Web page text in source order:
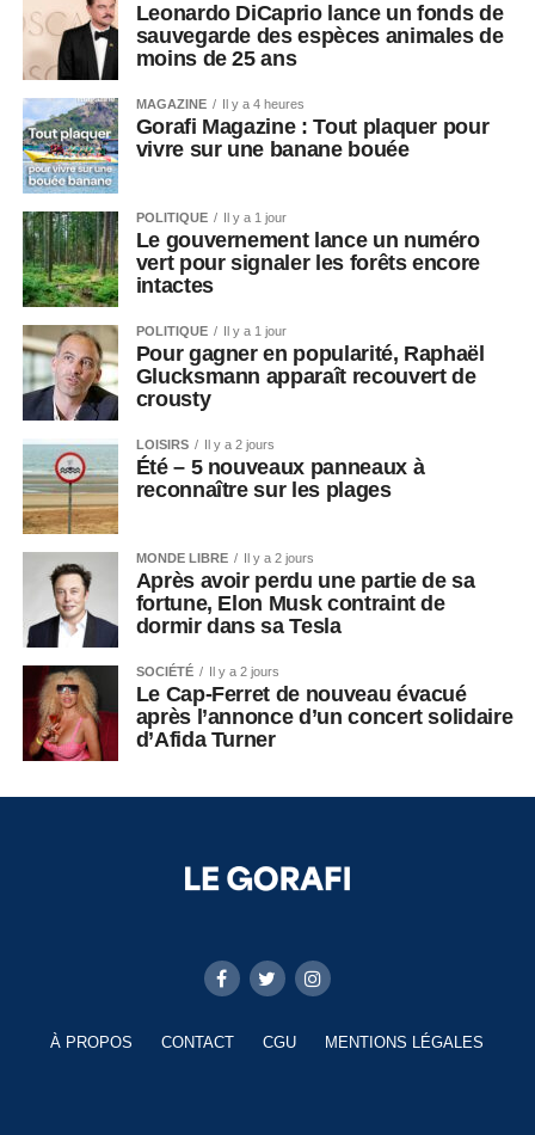
Leonardo DiCaprio lance un fonds de
sauvegarde des espèces animales de
moins de 25 ans
MAGAZINE Il y a 4 heures
Gorafi Magazine : Tout plaquer pour
vivre sur une banane bouée
POLITIQUE Il y a 1 jour
Le gouvernement lance un numéro
vert pour signaler les forêts encore
intactes
POLITIQUE Il y a 1 jour
Pour gagner en popularité, Raphaël
Glucksmann apparaît recouvert de
crousty
LOISIRS Il y a 2 jours
Été – 5 nouveaux panneaux à
reconnaître sur les plages
MONDE LIBRE Il y a 2 jours
Après avoir perdu une partie de sa
fortune, Elon Musk contraint de
dormir dans sa Tesla
SOCIÉTÉ Il y a 2 jours
Le Cap-Ferret de nouveau évacué
après l’annonce d’un concert solidaire
d’Afida Turner
À PROPOS CONTACT CGU MENTIONS LÉGALES